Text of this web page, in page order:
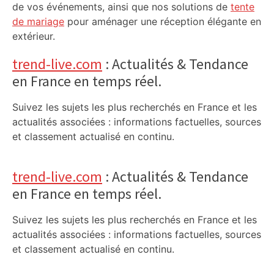
de vos événements, ainsi que nos solutions de tente
de mariage pour aménager une réception élégante en
extérieur.
trend-live.com : Actualités & Tendance
en France en temps réel.
Suivez les sujets les plus recherchés en France et les
actualités associées : informations factuelles, sources
et classement actualisé en continu.
trend-live.com : Actualités & Tendance
en France en temps réel.
Suivez les sujets les plus recherchés en France et les
actualités associées : informations factuelles, sources
et classement actualisé en continu.